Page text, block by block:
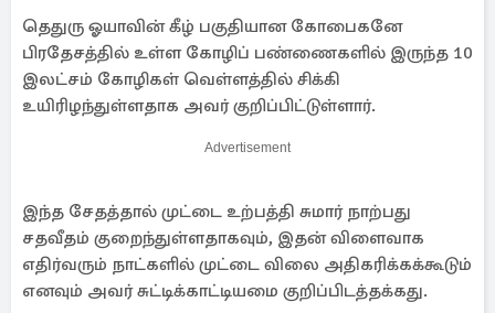
தெதுரு ஓயாவின் கீழ் பகுதியான கோபைகனே
பிரதேசத்தில் உள்ள கோழிப் பண்ணைகளில் இருந்த 10
இலட்சம் கோழிகள் வெள்ளத்தில் சிக்கி
உயிரிழந்துள்ளதாக அவர் குறிப்பிட்டுள்ளார்.
Advertisement
இந்த சேதத்தால் முட்டை உற்பத்தி சுமார் நாற்பது
சதவீதம் குறைந்துள்ளதாகவும், இதன் விளைவாக
எதிர்வரும் நாட்களில் முட்டை விலை அதிகரிக்கக்கூடும்
எனவும் அவர் சுட்டிக்காட்டியமை குறிப்பிடத்தக்கது.